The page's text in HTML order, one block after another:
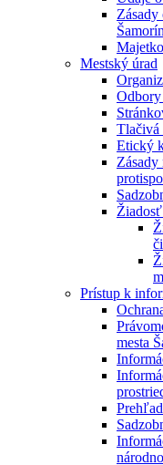
Zásady
Šamorín
Mestský úrad
Tlačivá
Etický
Prístup k
mesta